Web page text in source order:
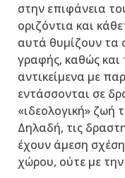
στην επιφάνεια
οριζόντια και
αυτά θυμίζουν τα
γραφής, καθώς και
αντικείμενα με
εντάσσονται σε
«ιδεολογική» ζωή
Δηλαδή, τις
έχουν άμεση
χώρου, ούτε με την